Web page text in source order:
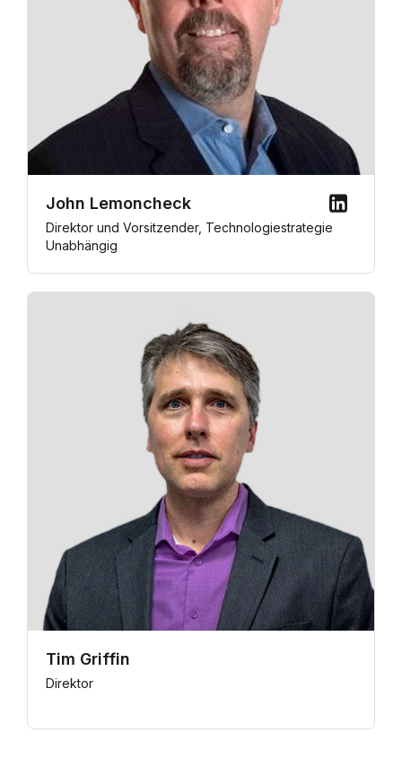
John Lemoncheck
Direktor und Vorsitzender, Technologiestrategie
Unabhängig
Tim Griffin
Direktor